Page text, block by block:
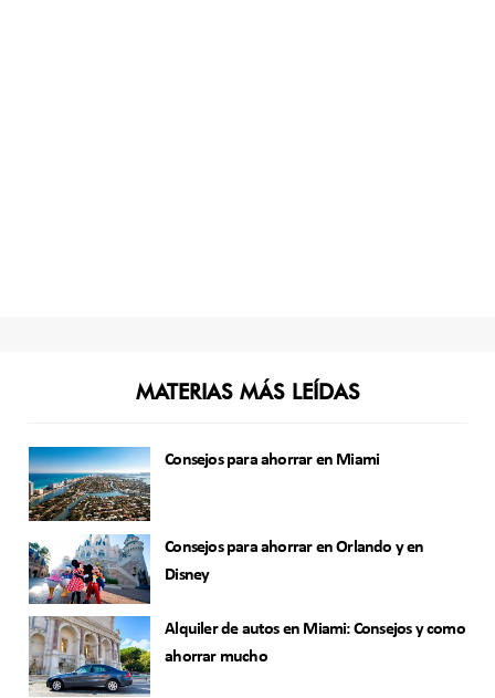
MATERIAS MÁS LEÍDAS
Consejos para ahorrar en Miami
Consejos para ahorrar en Orlando y en
Disney
Alquiler de autos en Miami: Consejos y como
ahorrar mucho